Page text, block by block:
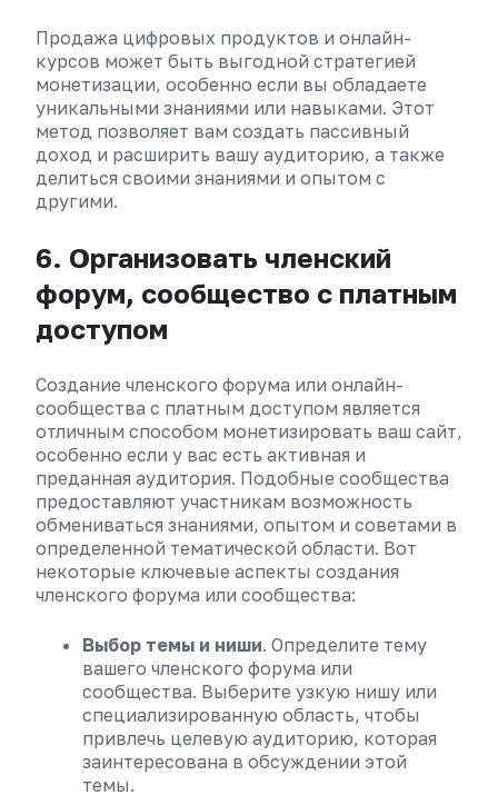
Продажа цифровых продуктов и онлайн-
курсов может быть выгодной стратегией
монетизации, особенно если вы обладаете
уникальными знаниями или навыками. Этот
метод позволяет вам создать пассивный
доход и расширить вашу аудиторию, а также
делиться своими знаниями и опытом с
другими.
6. Организовать членский
форум, сообщество с платным
доступом
Создание членского форума или онлайн-
сообщества с платным доступом является
отличным способом монетизировать ваш сайт,
особенно если у вас есть активная и
преданная аудитория. Подобные сообщества
предоставляют участникам возможность
обмениваться знаниями, опытом и советами в
определенной тематической области. Вот
некоторые ключевые аспекты создания
членского форума или сообщества:
Выбор темы и ниши. Определите тему
вашего членского форума или
сообщества. Выберите узкую нишу или
специализированную область, чтобы
привлечь целевую аудиторию, которая
заинтересована в обсуждении этой
темы.